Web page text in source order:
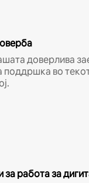
доверлива
поддршка во
работа за